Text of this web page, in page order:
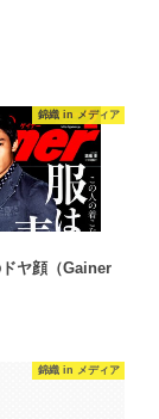
錦織 in メディア
ヤ顔（Gainer
錦織 in メディア